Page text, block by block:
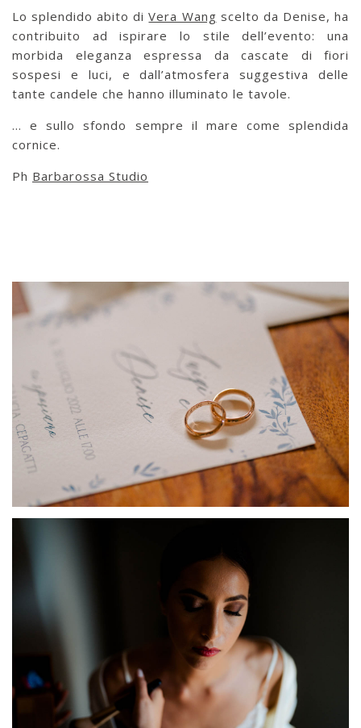
Lo splendido abito diVera Wang scelto da Denise, ha
contribuito ad ispirare lo stile dell’evento: una
morbida eleganza espressa da cascate di fiori
sospesi e luci, e dall’atmosfera suggestiva delle
tante candele che hanno illuminato le tavole.
… e sullo sfondo sempre il mare come splendida
cornice.
Ph Barbarossa Studio